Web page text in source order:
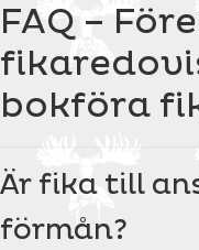
FAQ –
bokföra
Är fika till
förmån?